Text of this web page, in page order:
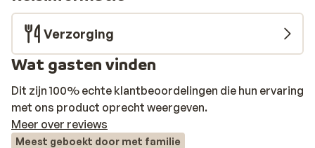
Verzorging
Wat gasten vinden
Dit zijn 100% echte klantbeoordelingen die hun ervaring
met ons product oprecht weergeven.
Meer over reviews
Meest geboekt door met familie